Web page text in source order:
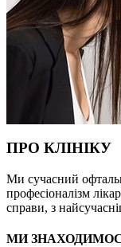
ПРО КЛІНІКУ
Ми сучасний
професіоналізм
справи, з
МИ